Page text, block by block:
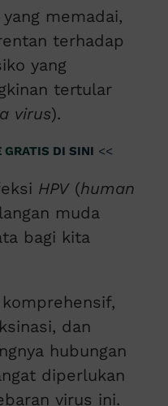
memadai,
terhadap
yang
tertular
virus).
GRATIS DI SINI <<
HPV(human
muda
bagi kita
dan
hubungan
diperlukan
virus ini.